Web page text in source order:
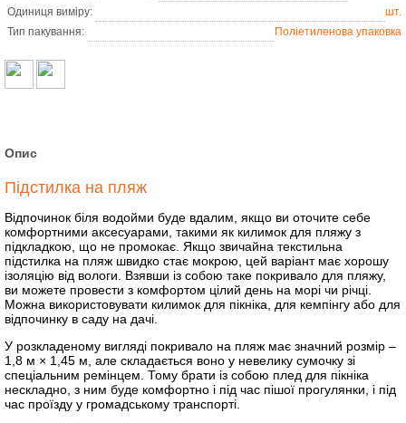
Одиниця виміру:
шт.
Тип пакування:
Поліетиленова упаковка
Опис
Підстилка на пляж
Відпочинок біля водойми буде вдалим, якщо ви оточите себе
комфортними аксесуарами, такими як килимок для пляжу з
підкладкою, що не промокає. Якщо звичайна текстильна
підстилка на пляж швидко стає мокрою, цей варіант має хорошу
ізоляцію від вологи. Взявши із собою таке покривало для пляжу,
ви можете провести з комфортом цілий день на морі чи річці.
Можна використовувати килимок для пікніка, для кемпінгу або для
відпочинку в саду на дачі.
У розкладеному вигляді покривало на пляж має значний розмір –
1,8 м × 1,45 м, але складається воно у невелику сумочку зі
спеціальним ремінцем. Тому брати із собою плед для пікніка
нескладно, з ним буде комфортно і під час пішої прогулянки, і під
час проїзду у громадському транспорті.